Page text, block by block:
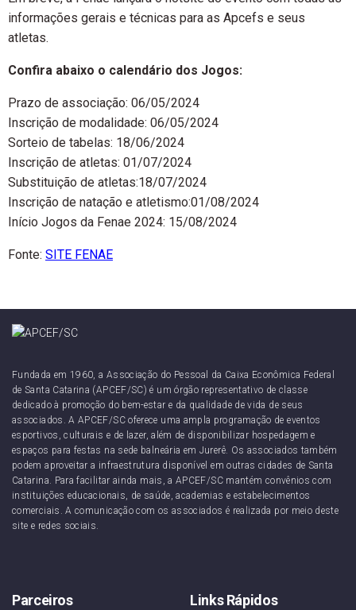
informações gerais e técnicas para as Apcefs e seus
atletas.
Confira abaixo o calendário dos Jogos:
Prazo de associação: 06/05/2024
Inscrição de modalidade: 06/05/2024
Sorteio de tabelas: 18/06/2024
Inscrição de atletas: 01/07/2024
Substituição de atletas:18/07/2024
Inscrição de natação e atletismo:01/08/2024
Início Jogos da Fenae 2024: 15/08/2024
Fonte: SITE FENAE
Fundada em 1960, a Associação do Pessoal da Caixa Econômica Federal
de Santa Catarina (APCEF/SC) é um órgão representativo de classe
dedicado à promoção do bem-estar e da qualidade de vida de seus
associados. A APCEF/SC oferece uma ampla programação de eventos
esportivos, culturais e de lazer, além de disponibilizar hospedagem e
espaços para festas na sede balneária em Jurerê. Os associados também
podem aproveitar a infraestrutura disponível em outras cidades de Santa
Catarina. Para facilitar ainda mais, a APCEF/SC mantém convênios com
instituições educacionais, de saúde, academias e estabelecimentos
comerciais. A comunicação com os associados é realizada por meio deste
site e redes sociais.
Parceiros Links Rápidos